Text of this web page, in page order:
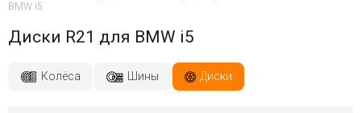
Вы здесь
BMW i5
Диски R21 для BMW i5
Колёса Шины Диски